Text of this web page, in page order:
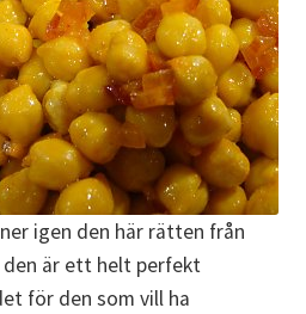
igen den här rätten från
den är ett helt perfekt
för den som vill ha